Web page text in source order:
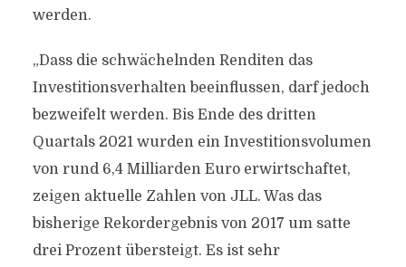
werden.
„Dass die schwächelnden Renditen das
Investitionsverhalten beeinflussen, darf jedoch
bezweifelt werden. Bis Ende des dritten
Quartals 2021 wurden ein Investitionsvolumen
von rund 6,4 Milliarden Euro erwirtschaftet,
zeigen aktuelle Zahlen von JLL. Was das
bisherige Rekordergebnis von 2017 um satte
drei Prozent übersteigt. Es ist sehr